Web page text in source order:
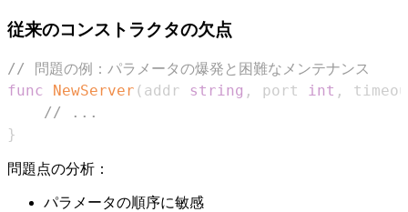
従来のコンストラクタの欠点
// 問題の例：パラメータの爆発と困難なメンテナンス
func
NewServer ( addr string , port int ,
// ...
}
問題点の分析：
パラメータの順序に敏感